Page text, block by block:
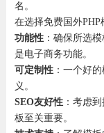
名。
在选择免费国外PHP
功能性：确保所选
是电子商务功能。
可定制性：一个好
义。
SEO友好性：考虑到
板至关重要。